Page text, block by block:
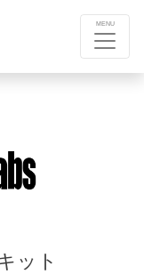
MENU
ット